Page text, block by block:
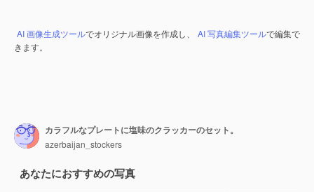
AI 画像生成ツールでオリジナル画像を作成し、 AI 写真編集ツールで編集で
きます。
カラフルなプレートに塩味のクラッカーのセット。
azerbaijan_stockers
あなたにおすすめの写真